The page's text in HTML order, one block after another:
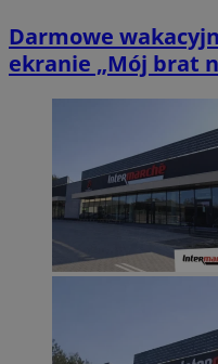
Darmowe
ekranie „Mój brat